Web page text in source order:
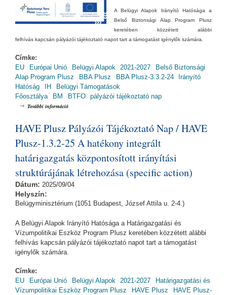
A Belügyi Alapok Irányító Hatósága a
Belső Biztonsági Alap Program Plusz
keretében közzétett alábbi
felhívás kapcsán pályázói tájékoztató napot tart a támogatást igénylők számára.
Címke:
EU
Európai Unió Belügyi Alapok 2021-2027
Belső Biztonsági
Alap Program Plusz
BBA Plusz BBA Plusz-3.3.2-24
Irányító
Hatóság
IH
Belügyi Támogatások
Főosztálya
BM BTFO pályázói tájékoztató nap
További információ
HAVE Plusz Pályázói Tájékoztató Nap / HAVE
Plusz-1.3.2-25 A hatékony integrált
határigazgatás központosított irányítási
struktúrájának létrehozása (specific action)
Dátum: 2025/09/04
Helyszín:
Belügyminisztérium (1051 Budapest, József Attila u. 2-4.)
A Belügyi Alapok Irányító Hatósága a Határigazgatási és
Vízumpolitikai Eszköz Program Plusz keretében közzétett alábbi
felhívás kapcsán pályázói tájékoztató napot tart a támogatást
igénylők számára.
Címke:
EU
Európai Unió Belügyi Alapok 2021-2027
Határigazgatási és
Vízumpolitikai Eszköz Program Plusz
HAVE Plusz
HAVE Plusz-